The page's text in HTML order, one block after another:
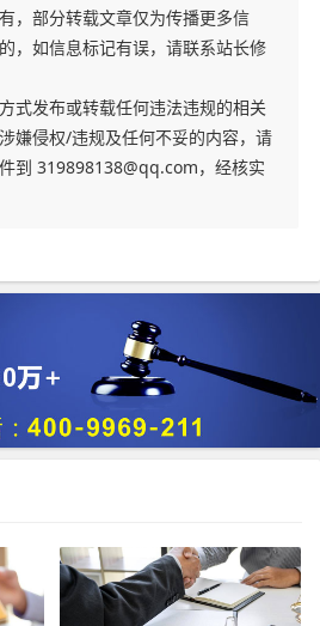
，部分转载文章仅为传播更多信
，如信息标记有误，请联系站长修
式发布或转载任何违法违规的相关
嫌侵权/违规及任何不妥的内容，请
到 319898138@qq.com，经核实